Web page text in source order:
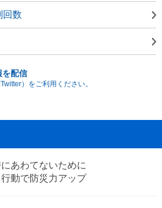
回数
を配信
）をご利用ください。
あわてないために
動で防災力アップ